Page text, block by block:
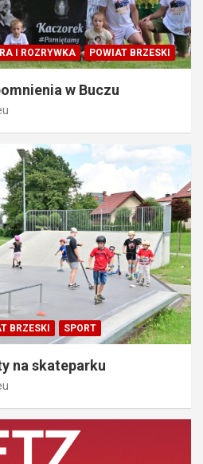
I ROZRYWKA POWIAT BRZESKI
w Buczu
BRZESKI SPORT
na skateparku